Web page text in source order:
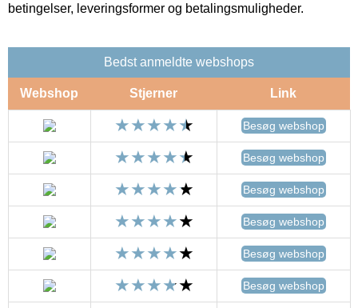
betingelser, leveringsformer og betalingsmuligheder.
Bedst anmeldte webshops
Webshop Stjerner Link
Besøg webshop
Besøg webshop
Besøg webshop
Besøg webshop
Besøg webshop
Besøg webshop